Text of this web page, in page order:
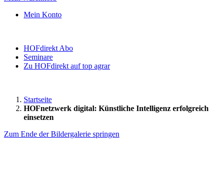
Mein Konto
HOFdirekt Abo
Seminare
Zu HOFdirekt auf top agrar
Startseite
HOFnetzwerk digital: Künstliche Intelligenz erfolgreich
einsetzen
Zum Ende der Bildergalerie springen